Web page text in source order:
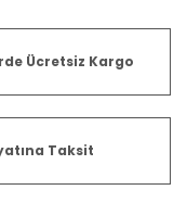
Ücretsiz Kargo
Taksit